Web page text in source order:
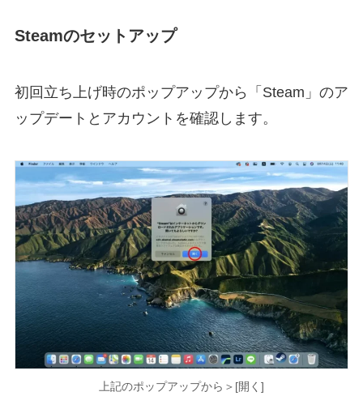
Steamのセットアップ
初回立ち上げ時のポップアップから「Steam」のア
ップデートとアカウントを確認します。
上記のポップアップから＞[開く]